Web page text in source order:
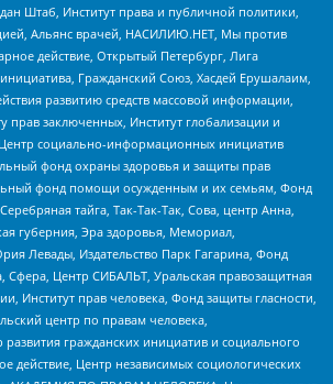
Штаб, Институт права и публичной политики,
Альянс врачей, НАСИЛИЮ.НЕТ, Мы против
действие, Открытый Петербург, Лига
Гражданский Союз, Хасдей Ерушалаим,
развитию средств массовой информации,
прав заключенных, Институт глобализации и
социально-информационных инициатив
фонд охраны здоровья и защиты прав
фонд помощи осужденным и их семьям, Фонд
тайга, Так-Так-Так, Сова, центр Анна,
губерния, Эра здоровья, Мемориал,
Левады, Издательство Парк Гагарина, Фонд
Сфера, Центр СИБАЛЬТ, Уральская правозащитная
Институт прав человека, Фонд защиты гласности,
центр по правам человека,
гражданских инициатив и социального
действие, Центр независимых социологических